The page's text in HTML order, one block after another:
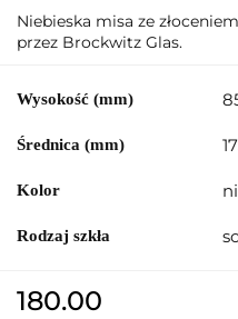
Niebieska misa ze
przez Brockwitz Glas.
Wysokość (mm)
Średnica (mm)
Kolor
Rodzaj szkła
180.00